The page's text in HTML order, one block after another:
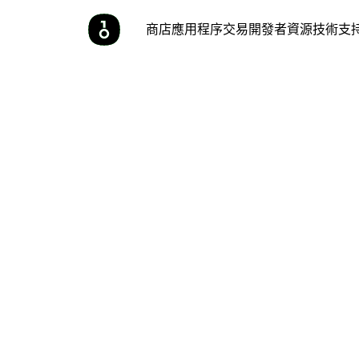
商店應用程序交易開發者資源技術支